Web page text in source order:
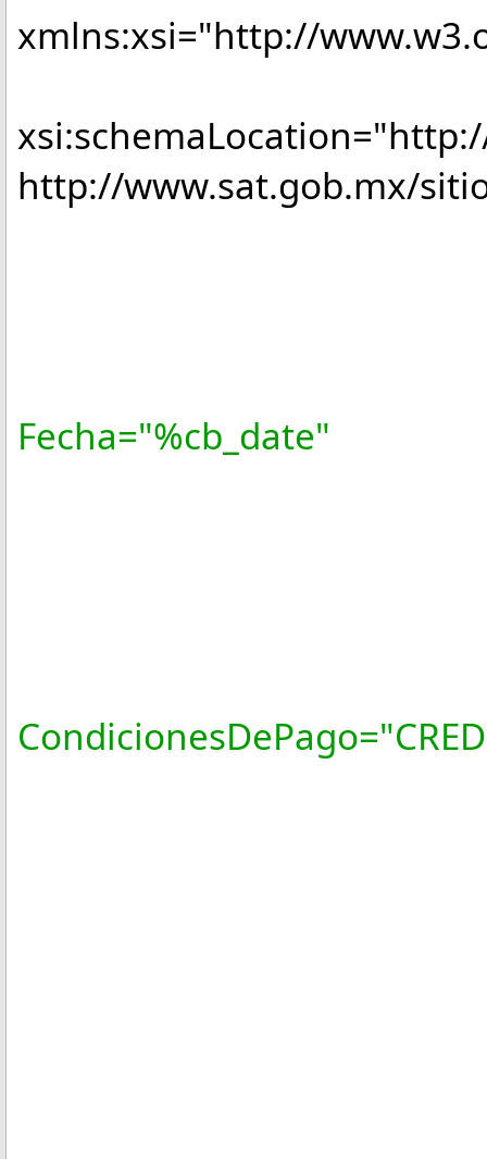
xmlns:xsi="http://
http://www.sat.gob.mx/